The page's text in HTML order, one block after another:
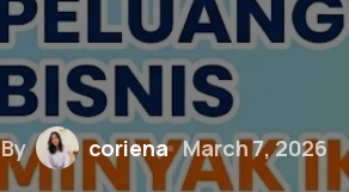
By coriena March 7, 2026